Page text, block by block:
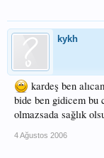
kykh
kardeş ben
bide ben gidicem bu
olmazsada sağlık
4 Ağustos 2006